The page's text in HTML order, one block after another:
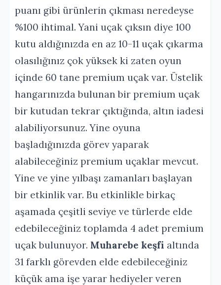
puanı gibi ürünlerin çıkması neredeyse
%100 ihtimal. Yani uçak çıksın diye 100
kutu aldığınızda en az 10-11 uçak çıkarma
olasılığınız çok yüksek ki zaten oyun
içinde 60 tane premium uçak var. Üstelik
hangarınızda bulunan bir premium uçak
bir kutudan tekrar çıktığında, altın iadesi
alabiliyorsunuz. Yine oyuna
başladığınızda görev yaparak
alabileceğiniz premium uçaklar mevcut.
Yine ve yine yılbaşı zamanları başlayan
bir etkinlik var. Bu etkinlikle birkaç
aşamada çeşitli seviye ve türlerde elde
edebileceğiniz toplamda 4 adet premium
uçak bulunuyor. Muharebe keşfi altında
31 farklı görevden elde edebileceğiniz
küçük ama işe yarar hediyeler veren